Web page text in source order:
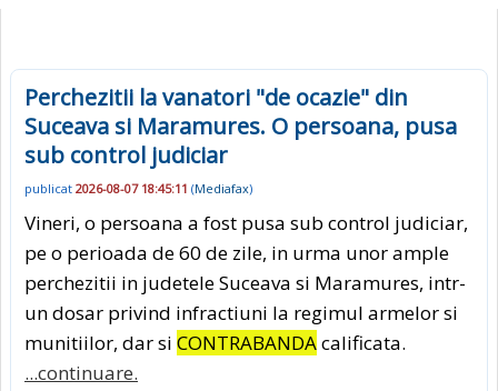
Perchezitii la vanatori "de ocazie" din
Suceava si Maramures. O persoana, pusa
sub control judiciar
publicat 2026-08-07 18:45:11 (Mediafax)
Vineri, o persoana a fost pusa sub control judiciar,
pe o perioada de 60 de zile, in urma unor ample
perchezitii in judetele Suceava si Maramures, intr-
un dosar privind infractiuni la regimul armelor si
munitiilor, dar si CONTRABANDAcalificata.
...continuare.